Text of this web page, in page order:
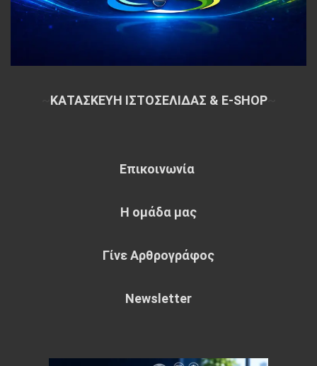
ΚΑΤΑΣΚΕΥΗ ΙΣΤΟΣΕΛΙΔΑΣ & E-SHOP~
Επικοινωνία
Η ομάδα μας
Γίνε Αρθρογράφος
Newsletter